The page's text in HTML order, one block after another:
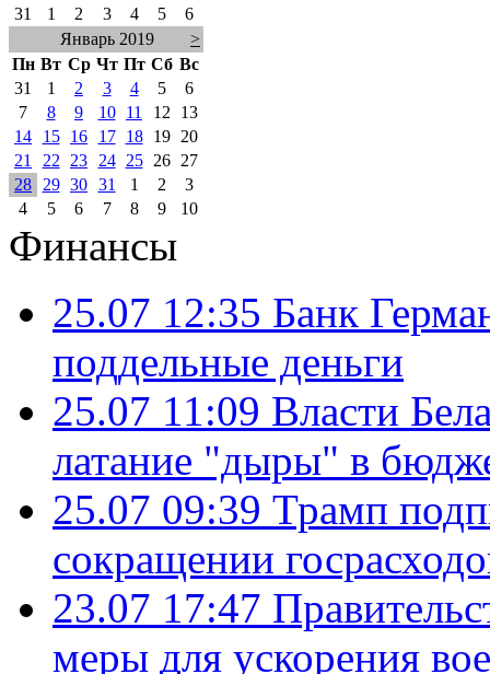
31
1 2 3 4 5
6
Январь 2019
>
Пн Вт Ср Чт Пт Сб Вс
31
1 2 3 4 5
6
7
8 9 10 11 12
13
14
15 16 17 18 19
20
21
22 23 24 25 26
27
28
29 30 31 1 2
3
4
5 6 7 8 9 10
Финансы
25.07 12:35 Банк
поддельные деньги
25.07 11:09 Власти
латание "дыры" в
25.07 09:39 Трамп
сокращении
23.07 17:47
меры для ускорения